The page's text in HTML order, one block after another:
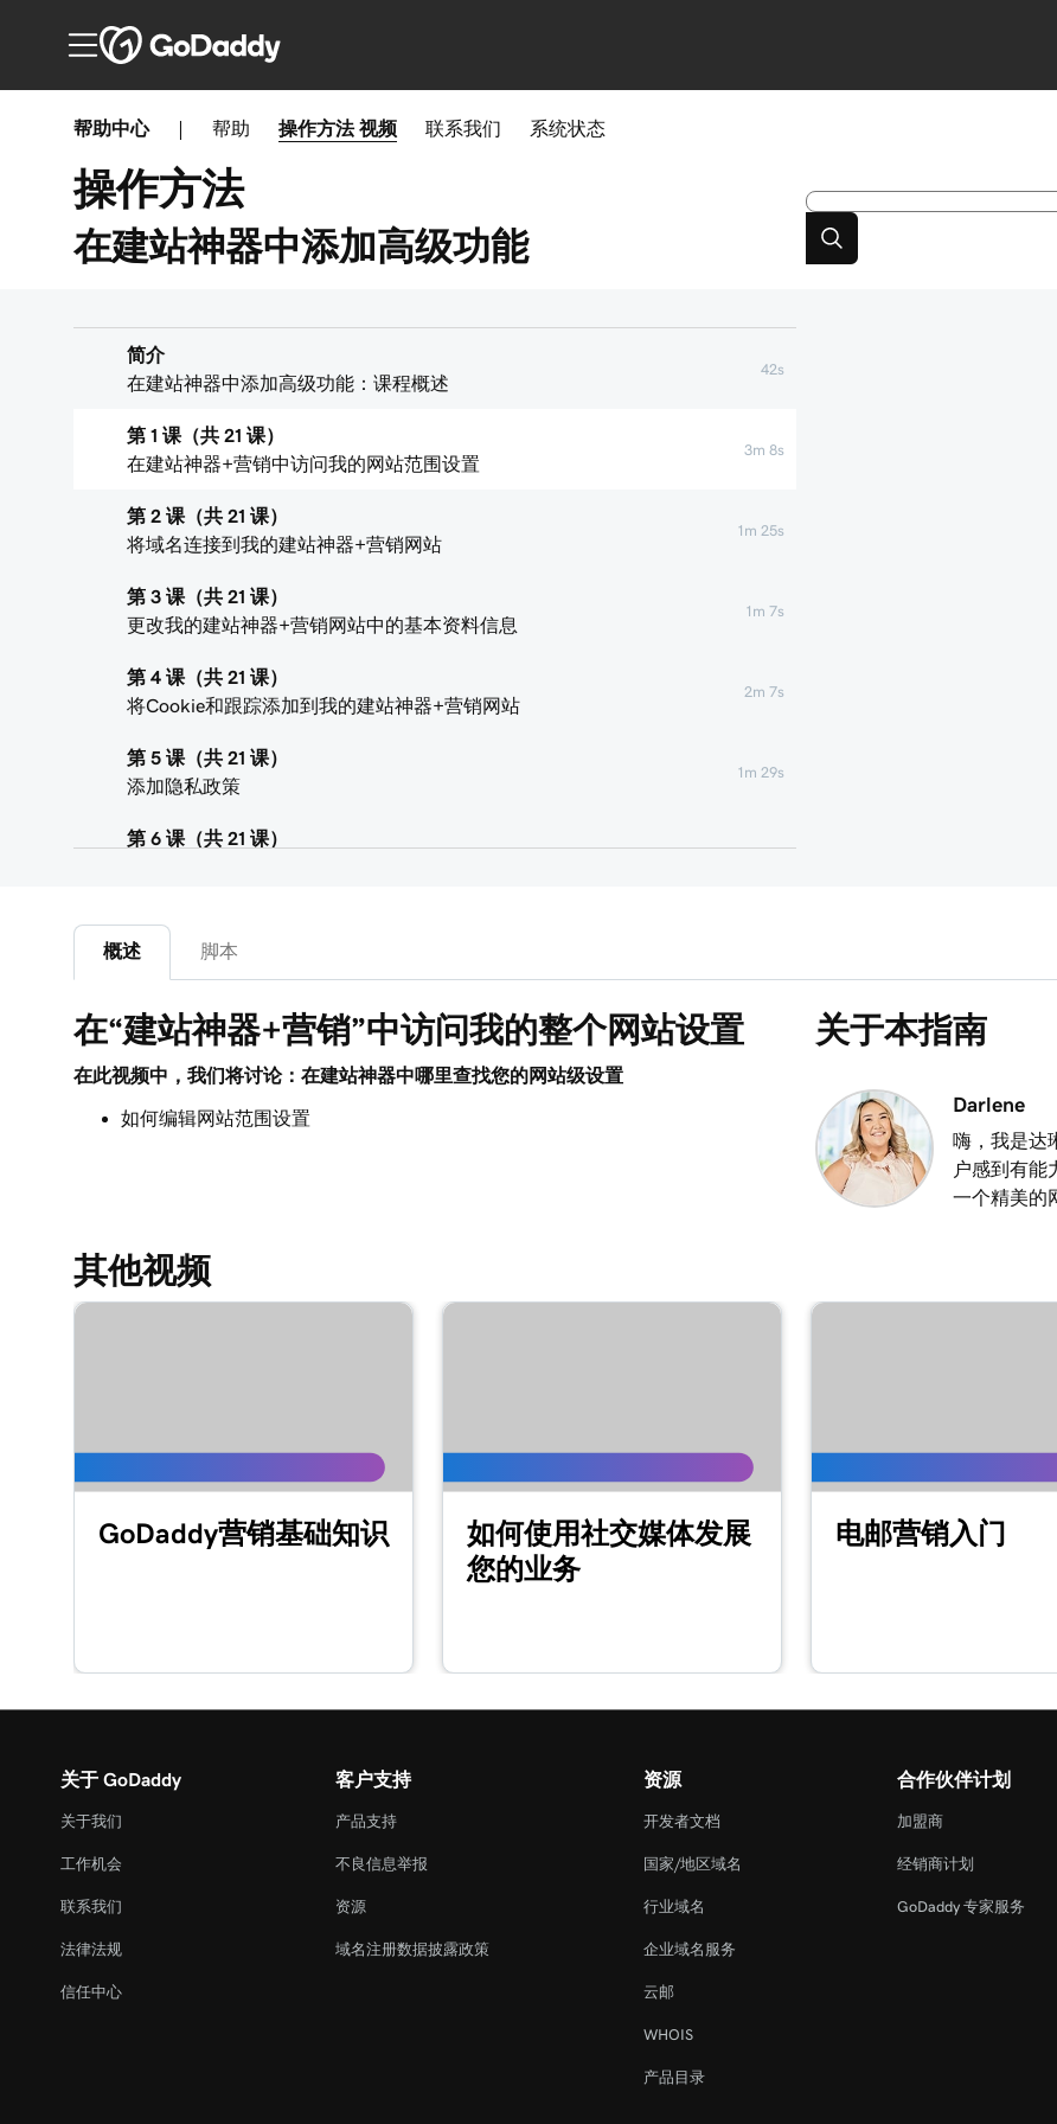
帮助中心 帮助 操作方法 视频 联系我们 系统状态
操作方法
在建站神器中添加高级功能
简介
在建站神器中添加高级功能：课程概述
42s
第 1 课（共 21 课）
在建站神器+营销中访问我的网站范围设置
3m 8s
第 2 课（共 21 课）
将域名连接到我的建站神器+营销网站
1m 25s
第 3 课（共 21 课）
更改我的建站神器+营销网站中的基本资料信息
1m 7s
第 4 课（共 21 课）
将Cookie和跟踪添加到我的建站神器+营销网站
2m 7s
第 5 课（共 21 课）
添加隐私政策
1m 29s
第 6 课（共 21 课）
1m 4s
添加可下载的文件
在您的网站中添加博客
第 9 课（共 21 课）
将客户评论添加到我的网站
在我的网站上共享Outlook日历
第 14 课（共 21 课）
1m 38s
添加在线预约分区
Google Smart Campaign概述
概述 脚本
在“建站神器+营销”中访问我的整个网站设置
在此视频中，我们将讨论：在建站神器中哪里查找您的网站级设置
如何编辑网站范围设置
关于本指南
Darlene
嗨，我是达
户感到有能
一个精美的
其他视频
GoDaddy营销基础知识
如何使用社交媒体发展
您的业务
电邮营销入门
关于 GoDaddy
关于我们
工作机会
联系我们
法律法规
信任中心
客户支持
产品支持
不良信息举报
资源
域名注册数据披露政策
资源
开发者文档
国家/地区域名
行业域名
企业域名服务
云邮
WHOIS
产品目录
合作伙伴计划
加盟商
经销商计划
GoDaddy 专家服务